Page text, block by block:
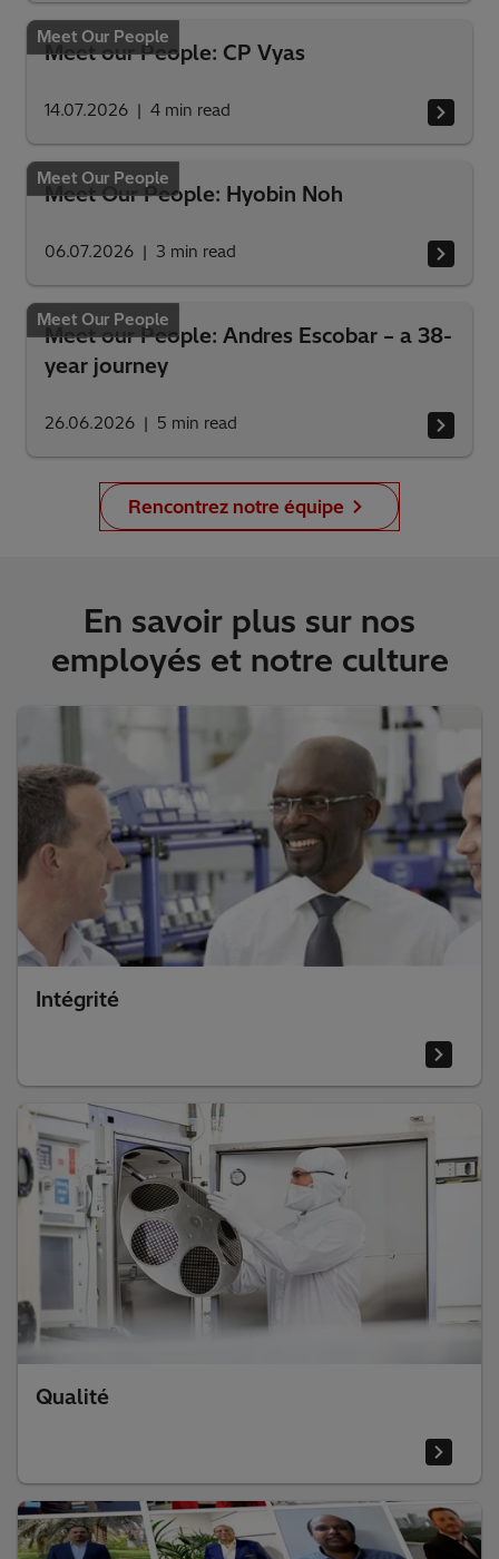
Meet Our People
Meet our People: CP Vyas
14.07.2026 4 min read
Meet Our People
Meet Our People: Hyobin Noh
06.07.2026 3 min read
Meet Our People
Meet our People: Andres Escobar – a 38-
year journey
26.06.2026 5 min read
Rencontrez notre équipe
En savoir plus sur nos
employés et notre culture
Intégrité
Qualité